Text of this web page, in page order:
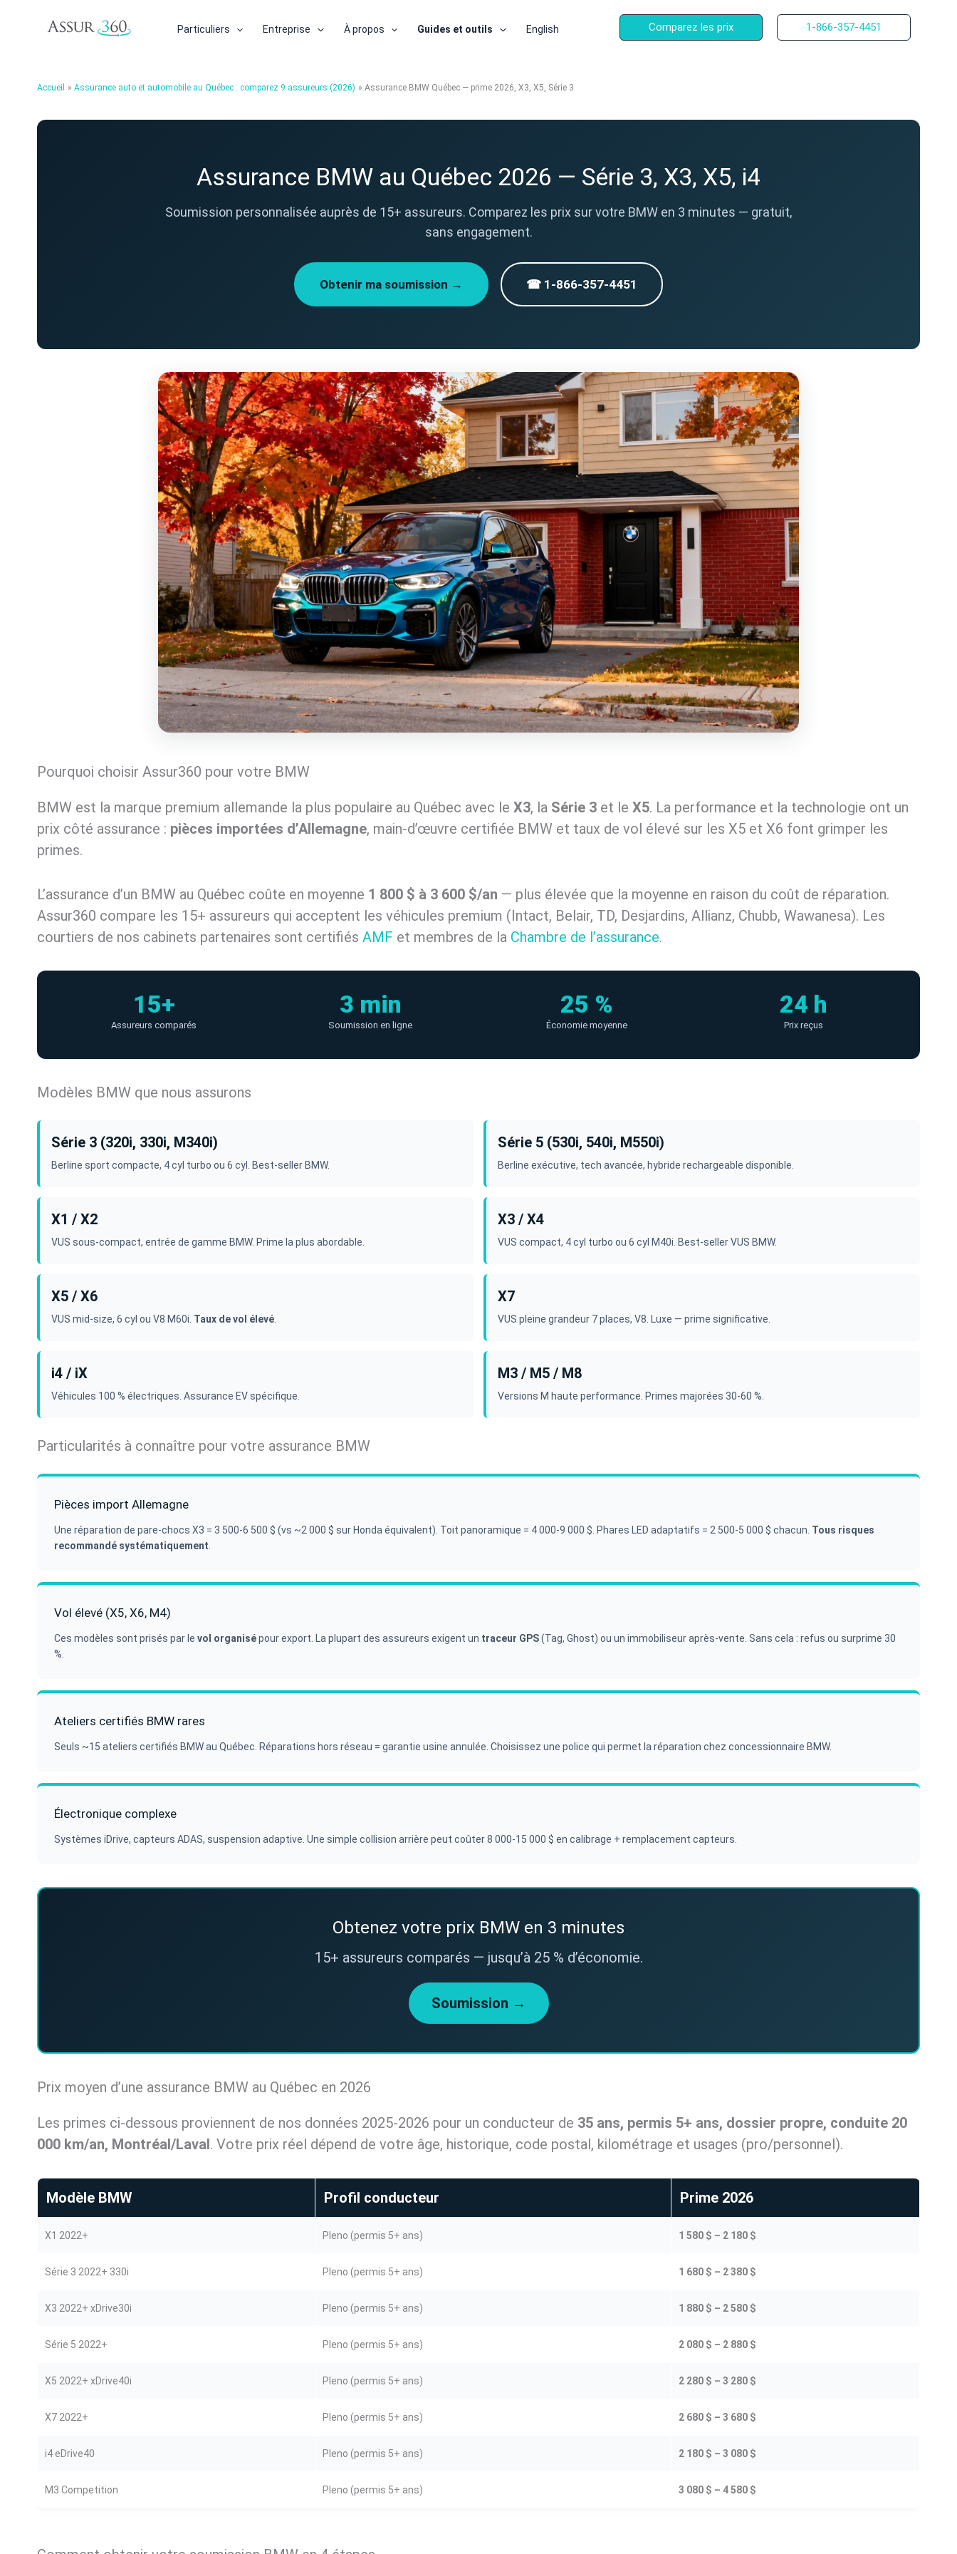
Particuliers Entreprise À propos Guides et outils English Comparez les prix 1-866-357-4451
Accueil Assurance auto et automobile au Québec : comparez 9 assureurs (2026) Assurance BMW Québec — prime 2026, X3, X5, Série 3
Assurance BMW au Québec 2026 — Série 3, X3, X5, i4
Soumission personnalisée auprès de 15+ assureurs. Comparez les prix sur votre BMW en 3 minutes — gratuit,
sans engagement.
Obtenir ma soumission → ☎ 1-866-357-4451
Pourquoi choisir Assur360 pour votre BMW
BMW est la marque premium allemande la plus populaire au Québec avec le X3, la Série 3 et le X5. La performance et la technologie ont un
prix côté assurance : pièces importées d’Allemagne, main-d’œuvre certifiée BMW et taux de vol élevé sur les X5 et X6 font grimper les
primes.
L’assurance d’un BMW au Québec coûte en moyenne 1 800 $ à 3 600 $/an — plus élevée que la moyenne en raison du coût de réparation.
Assur360 compare les 15+ assureurs qui acceptent les véhicules premium (Intact, Belair, TD, Desjardins, Allianz, Chubb, Wawanesa). Les
courtiers de nos cabinets partenaires sont certifiés AMF et membres de la Chambre de l’assurance.
15+
Assureurs comparés
3 min
Soumission en ligne
25 %
Économie moyenne
24 h
Prix reçus
Modèles BMW que nous assurons
Série 3 (320i, 330i, M340i)
Berline sport compacte, 4 cyl turbo ou 6 cyl. Best-seller BMW.
Série 5 (530i, 540i, M550i)
Berline exécutive, tech avancée, hybride rechargeable disponible.
X1 / X2
VUS sous-compact, entrée de gamme BMW. Prime la plus abordable.
X3 / X4
VUS compact, 4 cyl turbo ou 6 cyl M40i. Best-seller VUS BMW.
X5 / X6
VUS mid-size, 6 cyl ou V8 M60i. Taux de vol élevé
X7
VUS pleine grandeur 7 places, V8. Luxe — prime significative.
i4 / iX
Véhicules 100 % électriques. Assurance EV spécifique.
M3 / M5 / M8
Versions M haute performance. Primes majorées 30-60 %.
Particularités à connaître pour votre assurance BMW
Pièces import Allemagne
Une réparation de pare-chocs X3 = 3 500-6 500 $ (vs ~2 000 $ sur Honda équivalent). Toit panoramique = 4 000-9 000 $. Phares LED adaptatifs = 2 500-5 000 $ chacun. Tous risques
recommandé systématiquement
Vol élevé (X5, X6, M4)
Ces modèles sont prisés par le vol organisépour export. La plupart des assureurs exigent un traceur GPS(Tag, Ghost) ou un immobiliseur après-vente. Sans cela : refus ou surprime 30
%.
Ateliers certifiés BMW rares
Seuls ~15 ateliers certifiés BMW au Québec. Réparations hors réseau = garantie usine annulée. Choisissez une police qui permet la réparation chez concessionnaire BMW.
Électronique complexe
Systèmes iDrive, capteurs ADAS, suspension adaptive. Une simple collision arrière peut coûter 8 000-15 000 $ en calibrage + remplacement capteurs.
Obtenez votre prix BMW en 3 minutes
15+ assureurs comparés — jusqu’à 25 % d’économie.
Soumission →
Prix moyen d’une assurance BMW au Québec en 2026
Les primes ci-dessous proviennent de nos données 2025-2026 pour un conducteur de 35 ans, permis 5+ ans, dossier propre, conduite 20
000 km/an, Montréal/Laval. Votre prix réel dépend de votre âge, historique, code postal, kilométrage et usages (pro/personnel).
Modèle BMW Profil conducteur Prime 2026
X1 2022+ Pleno (permis 5+ ans) 1 580 $ – 2 180 $
Série 3 2022+ 330i Pleno (permis 5+ ans) 1 680 $ – 2 380 $
X3 2022+ xDrive30i Pleno (permis 5+ ans) 1 880 $ – 2 580 $
Série 5 2022+ Pleno (permis 5+ ans) 2 080 $ – 2 880 $
X5 2022+ xDrive40i Pleno (permis 5+ ans) 2 280 $ – 3 280 $
X7 2022+ Pleno (permis 5+ ans) 2 680 $ – 3 680 $
i4 eDrive40 Pleno (permis 5+ ans) 2 180 $ – 3 080 $
M3 Competition Pleno (permis 5+ ans) 3 080 $ – 4 580 $